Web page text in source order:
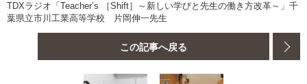
TDXラジオ「Teacher’s ［Shift］～新しい学びと先生の働き方改革～」千
葉県立市川工業高等学校 片岡伸一先生
この記事へ戻る